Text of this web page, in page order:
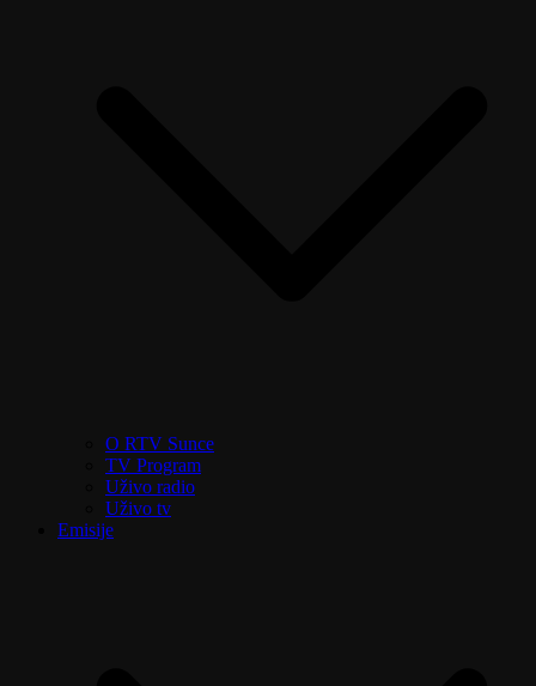
O RTV Sunce
TV Program
Uživo radio
Uživo tv
Emisije